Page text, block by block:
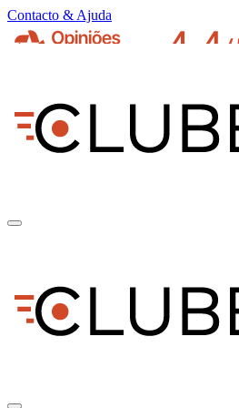
Contacto & Ajuda